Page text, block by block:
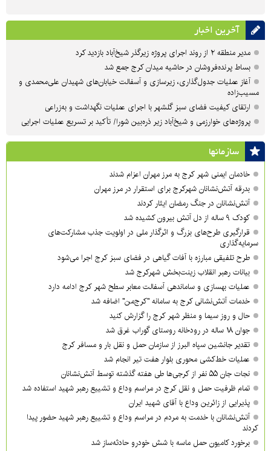
آخرین اخبار
مدیر منطقه ۲ از روند اجرای پروژه زیرگذر شیخ‌آباد بازدید کرد
بساط پرنده‌فروشان در حاشیه میدان کرج جمع شد
آغاز عملیات جدول‌گذاری، زیرسازی و آسفالت خیابان‌های شهیدان علی‌محمدی و
مسیب‌زاده
ارتقای کیفیت فضای سبز گلشهر با اجرای عملیات نگهداشت و به‌زراعی
پروژه‌های خوارزمی و شیخ‌آباد زیر ذره‌بین شورا/ تأکید بر تسریع عملیات اجرایی
سازمان‎ها
خادمان ایمنی شهر کرج به مرز مهران اعزام شدند
بدرقه آتش‌نشانان شهرکرج برای استقرار در مرز مهران
آتش‌نشانان در جنگ رمضان ایثار کردند
کودک ۹ ساله از دل آتش بیرون کشیده شد
قرارگیری طرح‌های بزرگ و اثرگذار ملی در اولویت‌ جذب مشارکت‌های
سرمایه‌گذاری
طرح تلفیقی مبارزه با آفات گیاهی در فضای سبز کرج اجرا می‌شود
بیانات رهبر انقلاب زینت‌بخش شهرکرج شد
عملیات بهسازی و ساماندهی آسفالت معابر سطح شهر کرج ادامه دارد
خدمات آتش‌نشانی کرج به سامانه "کرج‌من" اضافه شد
حال و روز سیما و منظر شهر کرج را گزارش کنید
جوان ۱۸ ساله در رودخانه روستای گوراب غرق شد
تقدیر جانشین سپاه البرز از سازمان حمل و نقل بار و مسافر کرج
عملیات خط‌کشی محوری بلوار هفت تیر انجام شد
نجات جان ۵۵ نفر از کرجی‌ها طی هفته گذشته توسط آتش‌نشانان
تمام ظرفیت حمل و نقل کرج در مراسم وداع و تشییع رهبر شهید استفاده شد
پذیرایی از زائرین وداع با آقای شهید ایران
آتش‌نشانان با خدمت به مردم در مراسم وداع و تشییع رهبر شهید حضور پیدا
کردند
برخورد کامیون حمل ماسه با شش خودرو حادثه‌ساز شد